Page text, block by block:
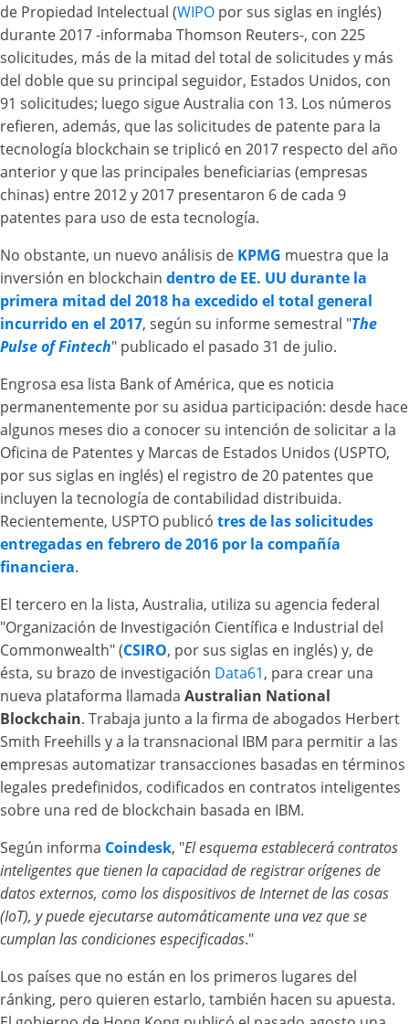
de Propiedad Intelectual (WIPO por sus siglas en inglés)
durante 2017 -informaba Thomson Reuters-, con 225
solicitudes, más de la mitad del total de solicitudes y más
del doble que su principal seguidor, Estados Unidos, con
91 solicitudes; luego sigue Australia con 13. Los números
refieren, además, que las solicitudes de patente para la
tecnología blockchain se triplicó en 2017 respecto del año
anterior y que las principales beneficiarias (empresas
chinas) entre 2012 y 2017 presentaron 6 de cada 9
patentes para uso de esta tecnología.
No obstante, un nuevo análisis de KPMG muestra que la
inversión en blockchain dentro de EE. UU durante la
primera mitad del 2018 ha excedido el total general
incurrido en el 2017, según su informe semestral "The
Pulse of Fintech" publicado el pasado 31 de julio.
Engrosa esa lista Bank of América, que es noticia
permanentemente por su asidua participación: desde hace
algunos meses dio a conocer su intención de solicitar a la
Oficina de Patentes y Marcas de Estados Unidos (USPTO,
por sus siglas en inglés) el registro de 20 patentes que
incluyen la tecnología de contabilidad distribuida.
Recientemente, USPTO publicó tres de las solicitudes
entregadas en febrero de 2016 por la compañía
financiera.
El tercero en la lista, Australia, utiliza su agencia federal
"Organización de Investigación Científica e Industrial del
Commonwealth" (CSIRO, por sus siglas en inglés) y, de
ésta, su brazo de investigación Data61, para crear una
nueva plataforma llamada Australian National
Blockchain. Trabaja junto a la firma de abogados Herbert
Smith Freehills y a la transnacional IBM para permitir a las
empresas automatizar transacciones basadas en términos
legales predefinidos, codificados en contratos inteligentes
sobre una red de blockchain basada en IBM.
Según informa Coindesk, "El esquema establecerá contratos
inteligentes que tienen la capacidad de registrar orígenes de
datos externos, como los dispositivos de Internet de las cosas
(IoT), y puede ejecutarse automáticamente una vez que se
cumplan las condiciones especificadas."
Los países que no están en los primeros lugares del
ránking, pero quieren estarlo, también hacen su apuesta.